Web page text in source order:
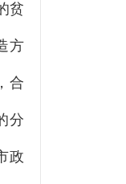
贫
方
合
分
政